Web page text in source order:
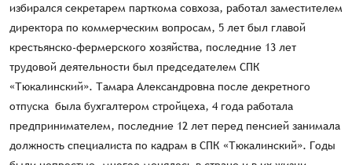
избирался секретарем парткома совхоза, работал заместителем
директора по коммерческим вопросам, 5 лет был главой
крестьянско-фермерского хозяйства, последние 13 лет
трудовой деятельности был председателем СПК
«Тюкалинский». Тамара Александровна после декретного
отпуска была бухгалтером стройцеха, 4 года работала
предпринимателем, последние 12 лет перед пенсией занимала
должность специалиста по кадрам в СПК «Тюкалинский». Годы